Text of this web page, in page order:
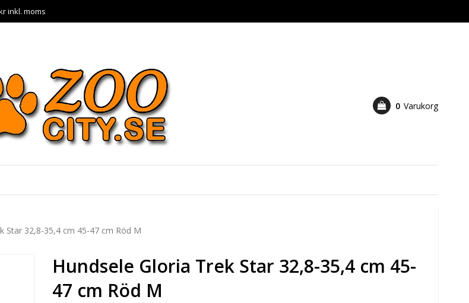
inkl. moms
0 Varukorg
Star 32,8-35,4 cm 45-47 cm Röd M
Hundsele Gloria Trek Star 32,8-35,4 cm 45-
47 cm Röd M